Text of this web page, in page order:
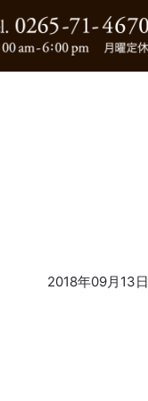
2018年09月13日